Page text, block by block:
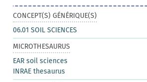
CONCEPT(S) GÉNÉRIQUE(S)
06.01 SOIL SCIENCES
MICROTHESAURUS
EAR soil sciences
INRAE thesaurus